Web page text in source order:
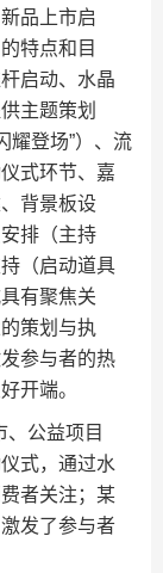
品上市启
特点和目
启动、水晶
主题策划
耀登场”）、流
式环节、嘉
背景板设
排（主持
（启动道具
有聚焦关
策划与执
参与者的热
开端。
、公益项目
式，通过水
者关注；某
发了参与者